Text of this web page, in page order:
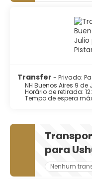
Transfer - Privado:
NH Buenos Aires 9 de
Horário de retirada:
Tempo de espera
para
Nenhum